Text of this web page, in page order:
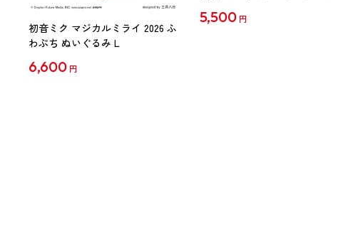
初音ミク マジカルミライ 2026 ふ
わぷち ぬいぐるみ L
6,600 円
5,500 円